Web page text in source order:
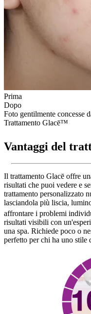
Prima
Dopo
Foto gentilmente concesse
Trattamento Glacē™
Vantaggi del
Il trattamento Glacē offre
risultati che puoi vedere e
trattamento personalizzato
lasciandola più liscia,
affrontare i problemi
risultati visibili con
una spa. Richiede poco o
perfetto per chi ha uno stile